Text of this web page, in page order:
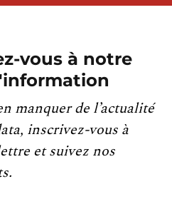
vous à notre
manquer de l’actualité
inscrivez-vous à
et suivez nos